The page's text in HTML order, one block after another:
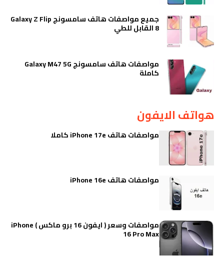
جميع مواصفات هاتف سامسونج Galaxy Z Flip
8 القابل للطي
مواصفات هاتف سامسونج Galaxy M47 5G
كاملة
هواتف الايفون
مواصفات هاتف iPhone 17e كاملا
مواصفات هاتف iPhone 16e
مواصفات وسعر ( ايفون 16 برو ماكس ) iPhone
16 Pro Max